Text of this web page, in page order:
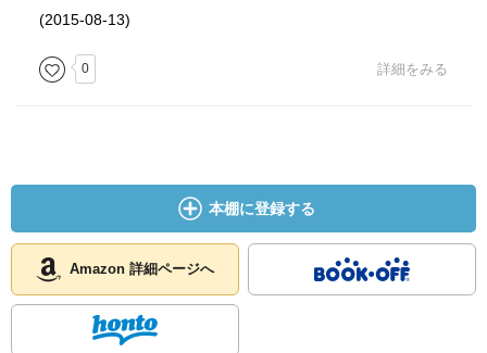
(2015-08-13)
0 詳細をみる
本棚に登録する
Amazon 詳細ページへ